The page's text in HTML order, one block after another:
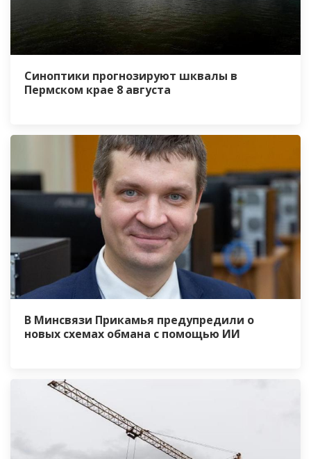
Синоптики прогнозируют шквалы в
Пермском крае 8 августа
В Минсвязи Прикамья предупредили о
новых схемах обмана с помощью ИИ